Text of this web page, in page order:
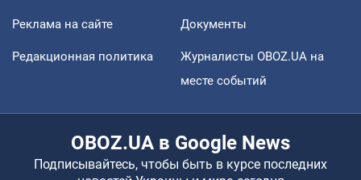
Реклама на сайте Документы
Редакционная политика
Журналисты OBOZ.UA на
месте событий
OBOZ.UA в Google News
Подписывайтесь, чтобы быть в курсе последних